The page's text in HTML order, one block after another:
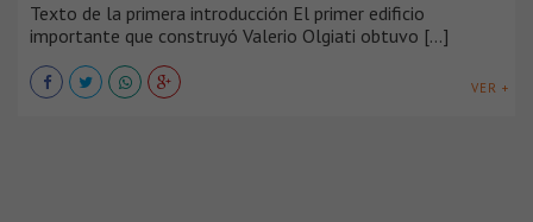
Texto de la primera introducción El primer edificio
importante que construyó Valerio Olgiati obtuvo [...]
VER +